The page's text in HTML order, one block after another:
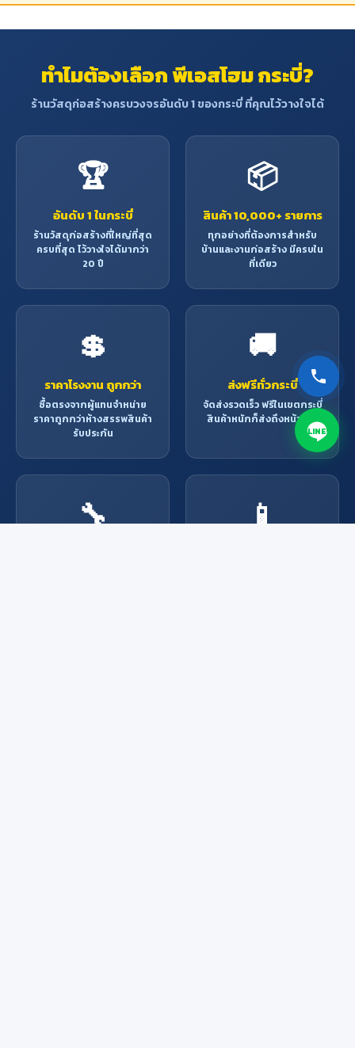
ทำไมต้องเลือก พีเอสโฮม กระบี่?
ร้านวัสดุก่อสร้างครบวงจรอันดับ 1 ของกระบี่ ที่คุณไว้วางใจได้
🏆
อันดับ 1 ในกระบี่
ร้านวัสดุก่อสร้างที่ใหญ่ที่สุด
ครบที่สุด ไว้วางใจได้มากว่า
20 ปี
📦
สินค้า 10,000+ รายการ
ทุกอย่างที่ต้องการสำหรับ
บ้านและงานก่อสร้าง มีครบใน
ที่เดียว
💲
ราคาโรงงาน ถูกกว่า
ซื้อตรงจากผู้แทนจำหน่าย
ราคาถูกกว่าห้างสรรพสินค้า
รับประกัน
🚚
ส่งฟรีทั่วกระบี่
จัดส่งรวดเร็ว ฟรีในเขตกระบี่
สินค้าหนักก็ส่งถึงหน้าบ้าน
🔧 📱
LINE